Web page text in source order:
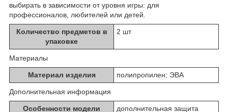
выбирать в зависимости от уровня игры: для
профессионалов, любителей или детей.
Количество предметов в
упаковке
2 шт
Материалы
Материал изделия полипропилен; ЭВА
Дополнительная информация
Особенности модели
дополнительная защита